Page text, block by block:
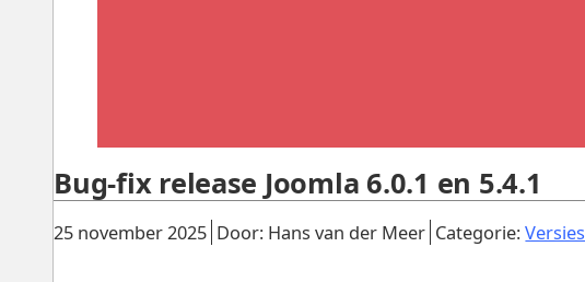
Gepubliceerd:
25 november 2025. Door: Hans van der Meer. Categorie:Versies
Bug-fix release Joomla 6.0.1 en 5.4.1